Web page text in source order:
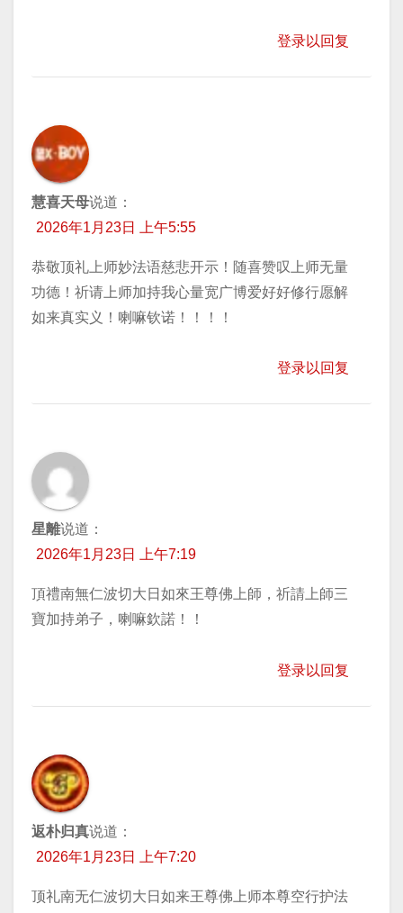
登录以回复
慧喜天母说道：
2026年1月23日 上午5:55
恭敬顶礼上师妙法语慈悲开示！随喜赞叹上师无量
功德！祈请上师加持我心量宽广博爱好好修行愿解
如来真实义！喇嘛钦诺！！！！
登录以回复
星離说道：
2026年1月23日 上午7:19
頂禮南無仁波切大日如來王尊佛上師，祈請上師三
寶加持弟子，喇嘛欽諾！！
登录以回复
返朴归真说道：
2026年1月23日 上午7:20
顶礼南无仁波切大日如来王尊佛上师本尊空行护法